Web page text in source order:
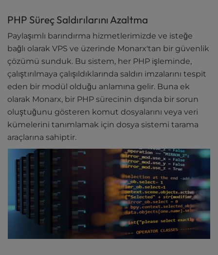
PHP Süreç Saldırılarını Azaltma
Paylaşımlı barındırma hizmetlerimizde ve isteğe
bağlı olarak VPS ve üzerinde Monarx'tan bir güvenlik
çözümü sunduk. Bu sistem, her PHP işleminde,
çalıştırılmaya çalışıldıklarında saldırı imzalarını tespit
eden bir modül olduğu anlamına gelir. Buna ek
olarak Monarx, bir PHP sürecinin dışında bir sorun
oluştuğunu gösteren komut dosyalarını veya veri
kümelerini tanımlamak için dosya sistemi tarama
araçlarına sahiptir.